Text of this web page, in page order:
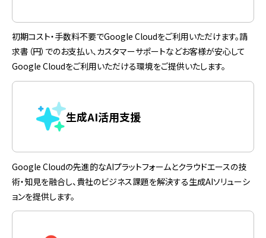
初期コスト・手数料不要でGoogle Cloudをご利用いただけます。請
求書（円）でのお支払い、カスタマーサポートなどお客様が安心して
Google Cloudをご利用いただける環境をご提供いたします。
生成AI活用支援
Google Cloudの先進的なAIプラットフォームとクラウドエースの技
術・知見を融合し、貴社のビジネス課題を解決する生成AIソリューシ
ョンを提供します。